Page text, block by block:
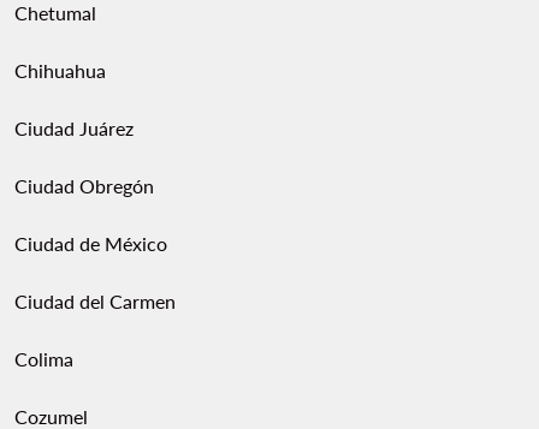
Chetumal
Chihuahua
Ciudad Juárez
Ciudad Obregón
Ciudad de México
Ciudad del Carmen
Colima
Cozumel